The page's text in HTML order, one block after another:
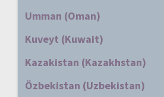
Umman (Oman)
Kuveyt (Kuwait)
Kazakistan (Kazakhstan)
Özbekistan (Uzbekistan)